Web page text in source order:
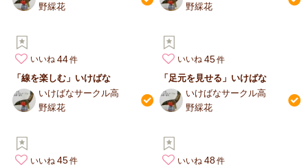
野綵花
野綵花
いいね 44
「線を楽しむ」いけばな
いけばなサークル高
野綵花
いいね 45
「足元を見せる」いけばな
いけばなサークル高
野綵花
いいね 45 いいね 48